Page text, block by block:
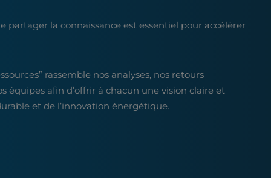
partager la connaissance est essentiel pour accélérer
rassemble nos analyses, nos retours
équipes afin d’offrir à chacun une vision claire et
et de l’innovation énergétique.